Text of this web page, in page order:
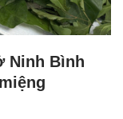
Ninh Bình